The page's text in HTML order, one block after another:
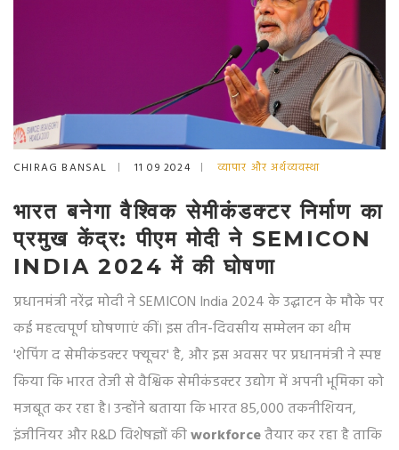
CHIRAG BANSAL 11 09 2024 व्यापार और अर्थव्यवस्था
भारत बनेगा वैश्विक सेमीकंडक्टर निर्माण का
प्रमुख केंद्र: पीएम मोदी ने SEMICON
INDIA 2024 में की घोषणा
प्रधानमंत्री नरेंद्र मोदी ने SEMICON India 2024 के उद्घाटन के मौके पर
कई महत्वपूर्ण घोषणाएं कीं। इस तीन-दिवसीय सम्मेलन का थीम
'शेपिंग द सेमीकंडक्टर फ्यूचर' है, और इस अवसर पर प्रधानमंत्री ने स्पष्ट
किया कि भारत तेजी से वैश्विक सेमीकंडक्टर उद्योग में अपनी भूमिका को
मजबूत कर रहा है। उन्होंने बताया कि भारत 85,000 तकनीशियन,
इंजीनियर और R&D विशेषज्ञों कीworkforceतैयार कर रहा है ताकि